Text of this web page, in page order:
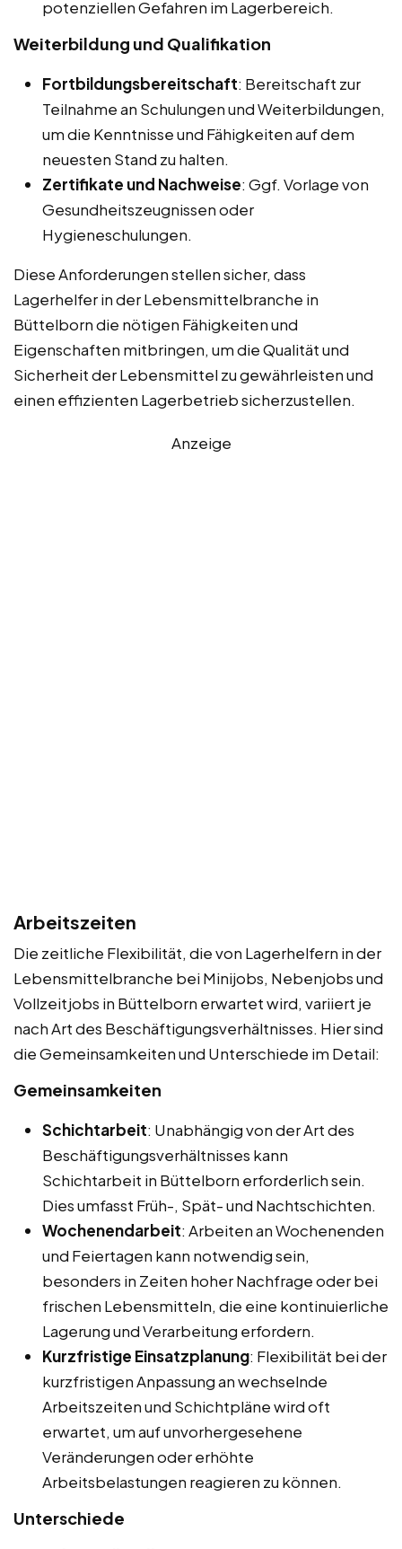
potenziellen Gefahren im Lagerbereich.
Weiterbildung und Qualifikation
Fortbildungsbereitschaft: Bereitschaft zur
Teilnahme an Schulungen und Weiterbildungen,
um die Kenntnisse und Fähigkeiten auf dem
neuesten Stand zu halten.
Zertifikate und Nachweise: Ggf. Vorlage von
Gesundheitszeugnissen oder
Hygieneschulungen.
Diese Anforderungen stellen sicher, dass
Lagerhelfer in der Lebensmittelbranche in
Büttelborn die nötigen Fähigkeiten und
Eigenschaften mitbringen, um die Qualität und
Sicherheit der Lebensmittel zu gewährleisten und
einen effizienten Lagerbetrieb sicherzustellen.
Anzeige
Arbeitszeiten
Die zeitliche Flexibilität, die von Lagerhelfern in der
Lebensmittelbranche bei Minijobs, Nebenjobs und
Vollzeitjobs in Büttelborn erwartet wird, variiert je
nach Art des Beschäftigungsverhältnisses. Hier sind
die Gemeinsamkeiten und Unterschiede im Detail:
Gemeinsamkeiten
Schichtarbeit: Unabhängig von der Art des
Beschäftigungsverhältnisses kann
Schichtarbeit in Büttelborn erforderlich sein.
Dies umfasst Früh-, Spät- und Nachtschichten.
Wochenendarbeit: Arbeiten an Wochenenden
und Feiertagen kann notwendig sein,
besonders in Zeiten hoher Nachfrage oder bei
frischen Lebensmitteln, die eine kontinuierliche
Lagerung und Verarbeitung erfordern.
Kurzfristige Einsatzplanung: Flexibilität bei der
kurzfristigen Anpassung an wechselnde
Arbeitszeiten und Schichtpläne wird oft
erwartet, um auf unvorhergesehene
Veränderungen oder erhöhte
Arbeitsbelastungen reagieren zu können.
Unterschiede